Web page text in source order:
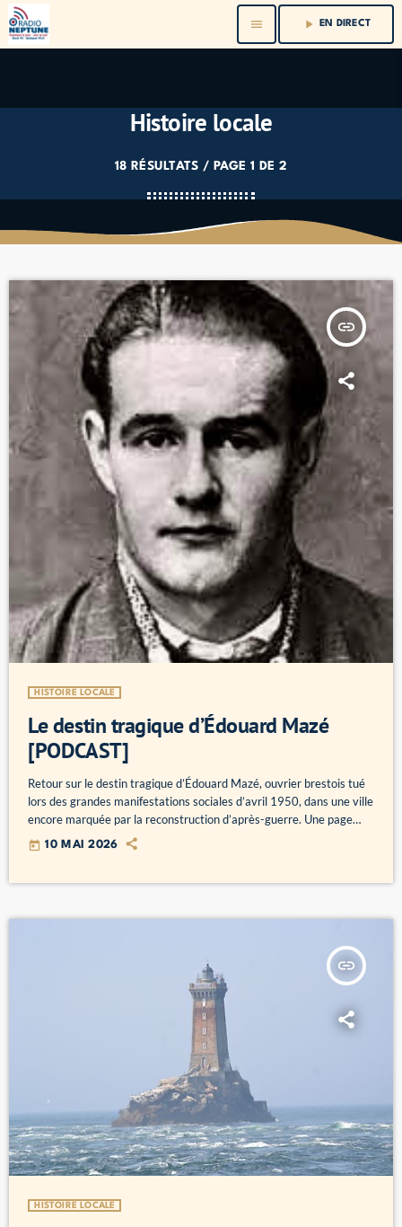
menu play_arrow EN DIRECT
Histoire locale
18 RÉSULTATS / PAGE 1 DE 2
insert_link
HISTOIRE LOCALE
Le destin tragique d’Édouard Mazé
[PODCAST]
Retour sur le destin tragique d’Édouard Mazé, ouvrier brestois tué
lors des grandes manifestations sociales d’avril 1950, dans une ville
encore marquée par la reconstruction d’après-guerre. Une page
forte de l’histoire ouvrière brestoise. lundi à 19h dans les Belles
Histoires et disponible en podcast :
today 10 MAI 2026
insert_link
HISTOIRE LOCALE